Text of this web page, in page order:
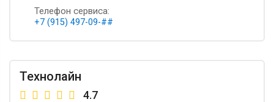
Телефон сервиса:
+7 (915) 497-09-##
Технолайн
4.7